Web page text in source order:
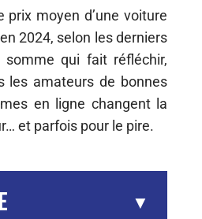
prix moyen d’une voiture
2024, selon les derniers
qui fait réfléchir,
les amateurs de bonnes
en ligne changent la
et parfois pour le pire.